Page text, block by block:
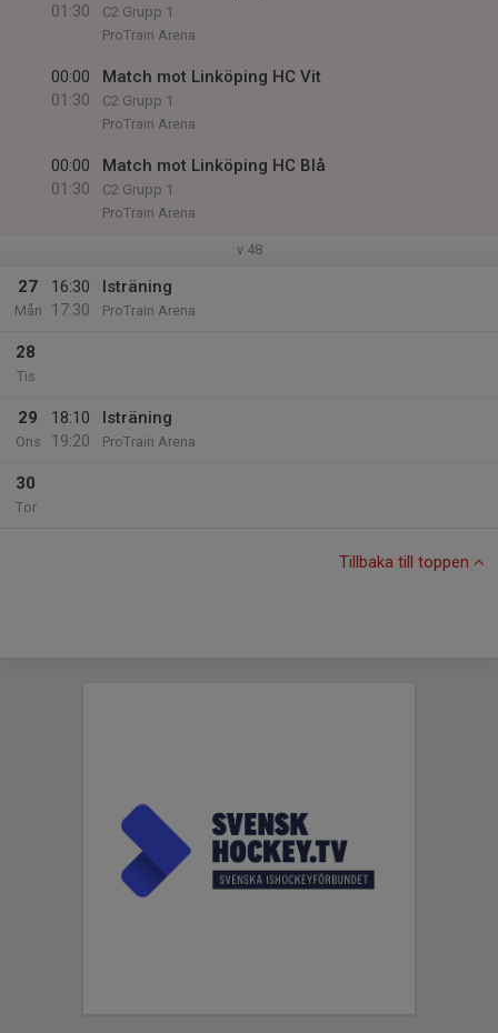
01:30
C2 Grupp 1
ProTrain Arena
00:00
01:30
Match mot Linköping HC Vit
C2 Grupp 1
ProTrain Arena
00:00
01:30
Match mot Linköping HC Blå
C2 Grupp 1
ProTrain Arena
v.48
27
Mån
16:30
17:30
Isträning
ProTrain Arena
28
Tis
29
Ons
18:10
19:20
Isträning
ProTrain Arena
30
Tor
Tillbaka till toppen